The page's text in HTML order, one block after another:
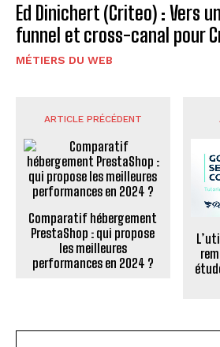
Ed Dinichert (Criteo) : Vers
funnel et cross-canal pour
MÉTIERS DU WEB
ARTICLE PRÉCÉDENT
Comparatif hébergement
PrestaShop : qui propose
les meilleures
performances en 2024 ?